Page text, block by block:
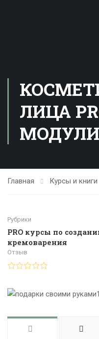
ЛИЦА
МОДУЛИ
Главная Курсы и книги
Рубрики
PRO курсы по
кремоварения
Отзыв